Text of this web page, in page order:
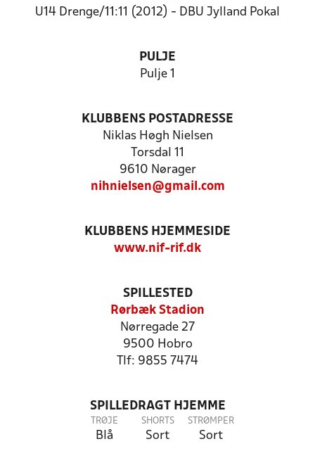
U14 Drenge/11:11 (2012) - DBU Jylland Pokal
PULJE
Pulje 1
KLUBBENS POSTADRESSE
Niklas Høgh Nielsen
Torsdal 11
9610 Nørager
nihnielsen@gmail.com
KLUBBENS HJEMMESIDE
www.nif-rif.dk
SPILLESTED
Rørbæk Stadion
Nørregade 27
9500 Hobro
Tlf: 9855 7474
SPILLEDRAGT HJEMME
TRØJE
Blå
SHORTS
Sort
STRØMPER
Sort